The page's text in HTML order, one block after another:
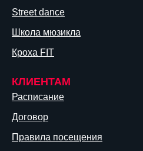
Street dance
Школа мюзикла
Кроха FIT
КЛИЕНТАМ
Расписание
Договор
Правила посещения